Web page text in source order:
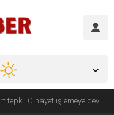
Son Dakika: Etimesgut Belediye Başkanı Erdal Beşikçioğlu görevden uzaklaştırıldı